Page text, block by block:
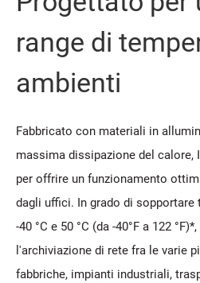
range di
ambienti
Fabbricato con materiali in
massima dissipazione del calore,
per offrire un funzionamento
dagli uffici. In grado di sopportare
-40 °C e 50 °C (da -40°F a 122
l'archiviazione di rete fra le varie
fabbriche, impianti industriali,